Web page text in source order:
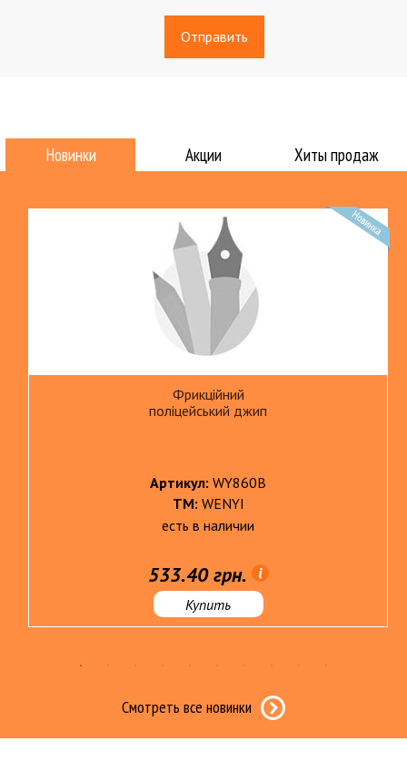
Новинки Акции Хиты продаж
Фрикційний
поліцейський джип
Артикул: WY860B
ТМ: WENYI
есть в наличии
533.40 грн.
Купить
Смотреть все новинки